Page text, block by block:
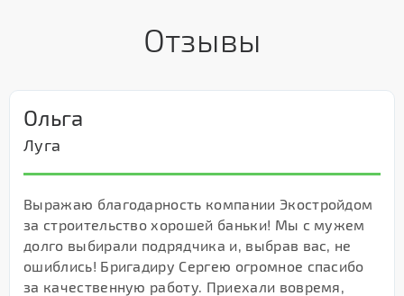
Отзывы
Ольга
Луга
Выражаю благодарность компании Экостройдом
за строительство хорошей баньки! Мы с мужем
долго выбирали подрядчика и, выбрав вас, не
ошиблись! Бригадиру Сергею огромное спасибо
за качественную работу. Приехали вовремя,